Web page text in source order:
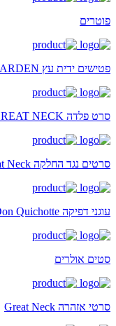
פוטרים
פטישים ידית עץ HARDEN
סרט פלדה GREAT NECK
סרטים נגד החלקה Great Neck
עוגני דפיקה Don Quichotte
סטים אולרים
סרטי אזהרה Great Neck